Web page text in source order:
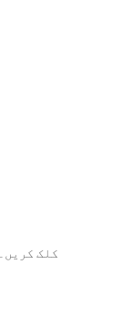
5. کلک کریں۔